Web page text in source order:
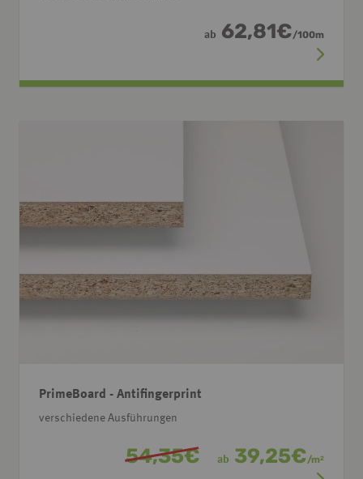
ab 62,81€/100m
PrimeBoard - Antifingerprint
verschiedene Ausführungen
54,35€ ab 39,25€/m2